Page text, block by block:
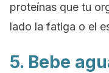
proteínas que tu
lado la fatiga o el
5. Bebe